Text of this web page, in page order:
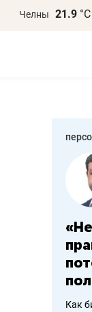
Челны 21.9 °С
Как